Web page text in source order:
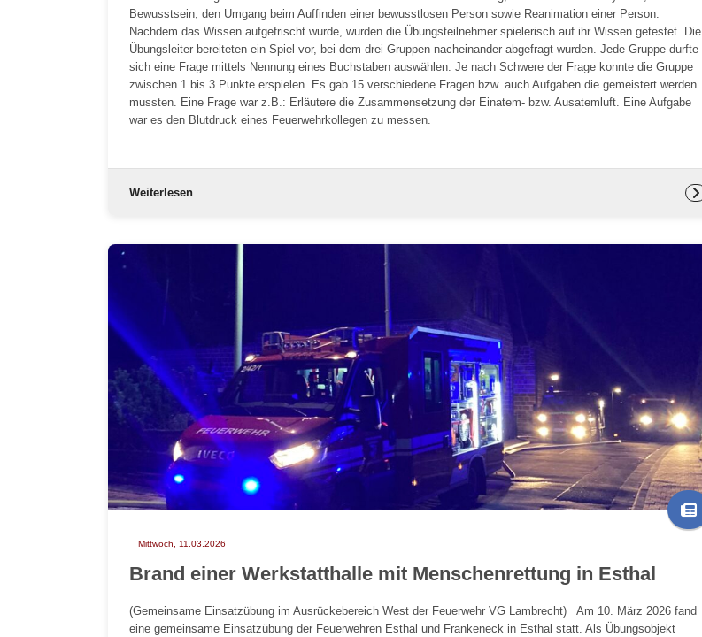
Bewusstsein, den Umgang beim Auffinden einer bewusstlosen Person sowie Reanimation einer Person.
Nachdem das Wissen aufgefrischt wurde, wurden die Übungsteilnehmer spielerisch auf ihr Wissen getestet. Die
Übungsleiter bereiteten ein Spiel vor, bei dem drei Gruppen nacheinander abgefragt wurden. Jede Gruppe durfte
sich eine Frage mittels Nennung eines Buchstaben auswählen. Je nach Schwere der Frage konnte die Gruppe
zwischen 1 bis 3 Punkte erspielen. Es gab 15 verschiedene Fragen bzw. auch Aufgaben die gemeistert werden
mussten. Eine Frage war z.B.: Erläutere die Zusammensetzung der Einatem- bzw. Ausatemluft. Eine Aufgabe
war es den Blutdruck eines Feuerwehrkollegen zu messen.
Weiterlesen
Mittwoch, 11.03.2026
Brand einer Werkstatthalle mit Menschenrettung in Esthal
(Gemeinsame Einsatzübung im Ausrückebereich West der Feuerwehr VG Lambrecht) Am 10. März 2026 fand
eine gemeinsame Einsatzübung der Feuerwehren Esthal und Frankeneck in Esthal statt. Als Übungsobjekt